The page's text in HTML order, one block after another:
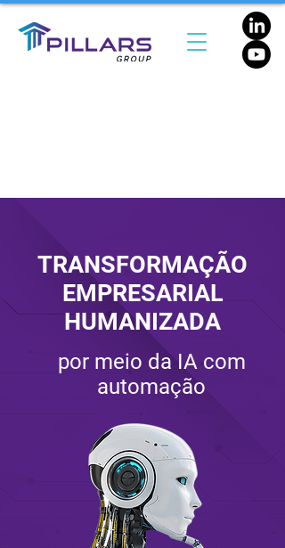
TRANSFORMAÇÃO
EMPRESARIAL
HUMANIZADA
por meio da IA com
automação